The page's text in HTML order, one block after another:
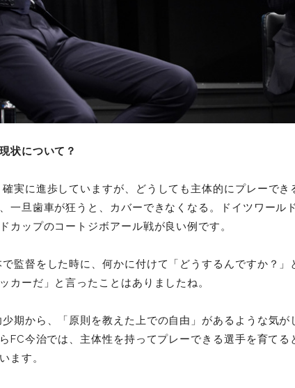
状について？
実に進歩していますが、どうしても主体的にプレーでき
一旦歯車が狂うと、カバーできなくなる。ドイツワール
カップのコートジボアール戦が良い例です。
監督をした時に、何かに付けて「どうするんですか？」
カーだ」と言ったことはありましたね。
期から、「原則を教えた上での自由」があるような気が
FC今治では、主体性を持ってプレーできる選手を育てる
ます。